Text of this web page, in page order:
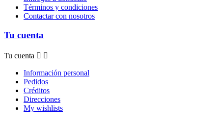
Términos y condiciones
Contactar con nosotros
Tu cuenta
Tu cuenta  
Información personal
Pedidos
Créditos
Direcciones
My wishlists